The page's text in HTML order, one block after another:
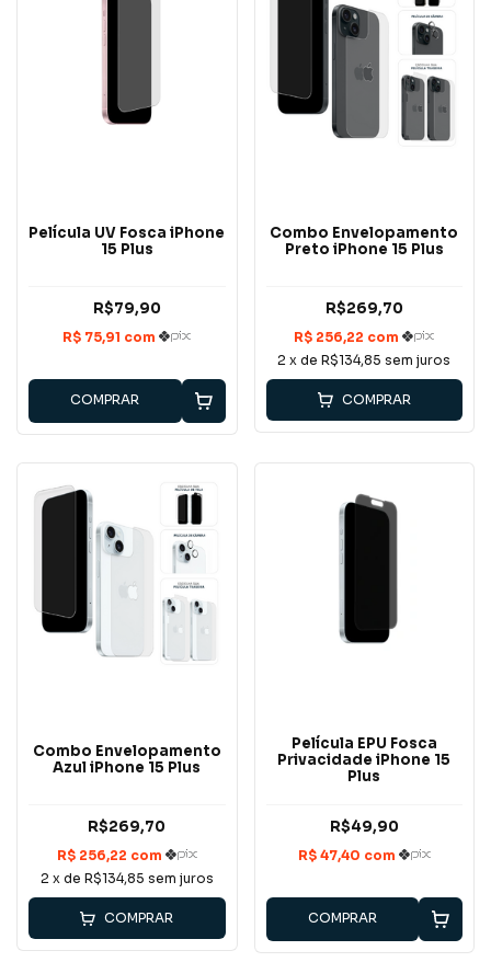
Película UV Fosca iPhone
15 Plus
R$79,90
COMPRAR
Combo Envelopamento
Preto iPhone 15 Plus
R$269,70
2 x deR$134,85 sem juros
COMPRAR
Combo Envelopamento
Azul iPhone 15 Plus
R$269,70
2 x de R$134,85 sem juros
COMPRAR
Película EPU Fosca
Privacidade iPhone 15
Plus
R$49,90
COMPRAR